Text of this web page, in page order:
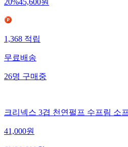
20%45,600원
1,368적립
무료배송
26명구매중
크리넥스 3겹 천연펄프 수프림 소
41,000원